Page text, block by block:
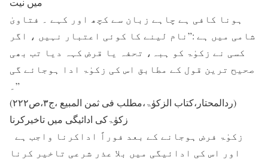
ہونا کافی ہے چاہے زبان سے کچھ اور کہے ۔ فتاویٰ
شامی میں ہے :”نام لینے کا کوئی اعتبار نہیں ، اگر
کسی نے زکوٰۃ کو ہبہ، تحفہ یا قرض کہہ دیا تب بھی
صحیح ترین قول کے مطابق اس کی زکوٰۃ ادا ہوجائے گی
۔”
(ردالمحتار،کتاب الزکوٰۃ،مطلب فی ثمن المبیع ،ج۳،ص۲۲۲)
زکوٰۃکی ادائیگی میں تاخیرکرنا
اور اس کی ادائیگی میں بلا عذر شرعی تاخیر کرنا